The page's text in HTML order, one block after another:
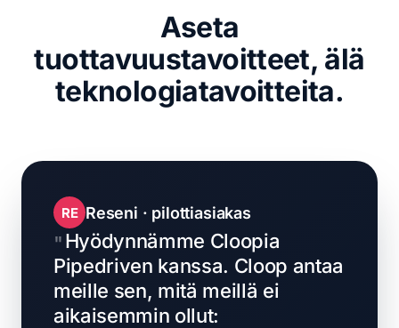
Aseta
tuottavuustavoitteet, älä
teknologiatavoitteita.
RE Reseni · pilottiasiakas
Hyödynnämme Cloopia
Pipedriven kanssa. Cloop antaa
meille sen, mitä meillä ei
aikaisemmin ollut: